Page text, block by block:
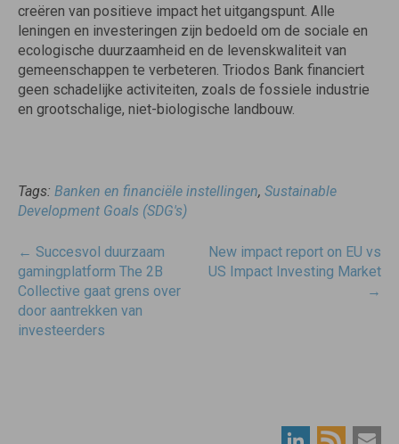
creëren van positieve impact het uitgangspunt. Alle
leningen en investeringen zijn bedoeld om de sociale en
ecologische duurzaamheid en de levenskwaliteit van
gemeenschappen te verbeteren. Triodos Bank financiert
geen schadelijke activiteiten, zoals de fossiele industrie
en grootschalige, niet-biologische landbouw.
Tags: Banken en financiële instellingen, Sustainable
Development Goals (SDG's)
Post
navigatie
← Succesvol duurzaam
gamingplatform The 2B
Collective gaat grens over
door aantrekken van
investeerders
New impact report on EU vs
US Impact Investing Market
→